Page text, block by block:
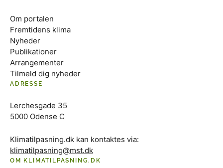
Om portalen
Fremtidens klima
Nyheder
Publikationer
Arrangementer
Tilmeld dig nyheder
ADRESSE
Lerchesgade 35
5000 Odense C
Klimatilpasning.dk kan kontaktes via:
klimatilpasning@mst.dk
OM KLIMATILPASNING.DK